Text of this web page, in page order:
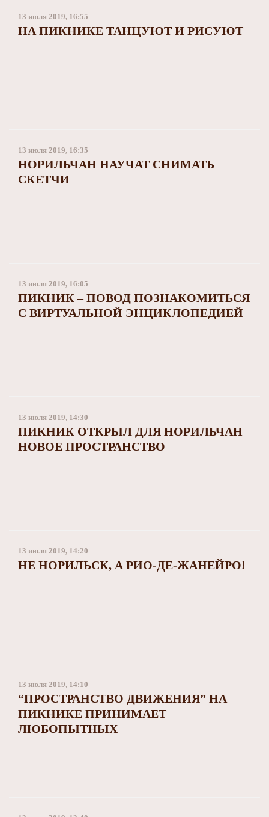
13 июля 2019, 16:55
НА ПИКНИКЕ ТАНЦУЮТ И РИСУЮТ
13 июля 2019, 16:35
НОРИЛЬЧАН НАУЧАТ СНИМАТЬ
СКЕТЧИ
13 июля 2019, 16:05
ПИКНИК – ПОВОД ПОЗНАКОМИТЬСЯ
С ВИРТУАЛЬНОЙ ЭНЦИКЛОПЕДИЕЙ
13 июля 2019, 14:30
ПИКНИК ОТКРЫЛ ДЛЯ НОРИЛЬЧАН
НОВОЕ ПРОСТРАНСТВО
13 июля 2019, 14:20
НЕ НОРИЛЬСК, А РИО-ДЕ-ЖАНЕЙРО!
13 июля 2019, 14:10
“ПРОСТРАНСТВО ДВИЖЕНИЯ” НА
ПИКНИКЕ ПРИНИМАЕТ
ЛЮБОПЫТНЫХ